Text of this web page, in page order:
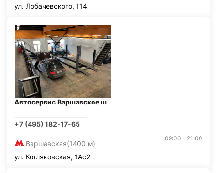
ул. Лобачевского, 114
Автосервис Варшавское ш
+7 (495) 182-17-65
Варшавская(1400 м)
09:00 - 21:00
ул. Котляковская, 1Ас2